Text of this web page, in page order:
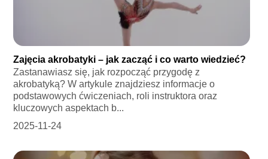
Zajęcia akrobatyki – jak zacząć i co warto wiedzieć?
Zastanawiasz się, jak rozpocząć przygodę z
akrobatyką? W artykule znajdziesz informacje o
podstawowych ćwiczeniach, roli instruktora oraz
kluczowych aspektach b...
2025-11-24